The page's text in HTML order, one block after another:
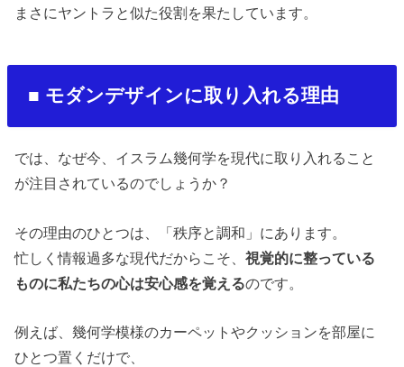
まさにヤントラと似た役割を果たしています。
■ モダンデザインに取り入れる理由
では、なぜ今、イスラム幾何学を現代に取り入れること
が注目されているのでしょうか？
その理由のひとつは、「秩序と調和」にあります。
忙しく情報過多な現代だからこそ、視覚的に整っている
ものに私たちの心は安心感を覚えるのです。
例えば、幾何学模様のカーペットやクッションを部屋に
ひとつ置くだけで、